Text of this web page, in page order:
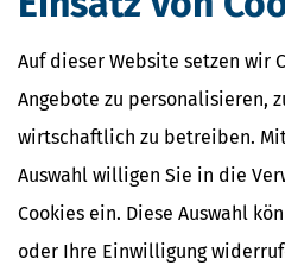
Auf dieser Website setzen wir
Angebote zu personalisieren,
wirtschaftlich zu betreiben.
Auswahl willigen Sie in die
Cookies ein. Diese Auswahl
oder Ihre Einwilligung